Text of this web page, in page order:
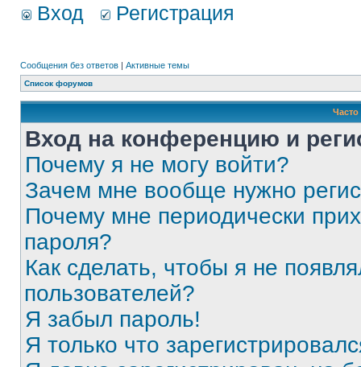
Вход Регистрация
Сообщения без ответов | Активные темы
Список форумов
Вход на конференцию и
Почему я не могу войти?
Зачем мне вообще нужно
Почему мне периодически
пароля?
Как сделать, чтобы я не
пользователей?
Я забыл пароль!
Я только что